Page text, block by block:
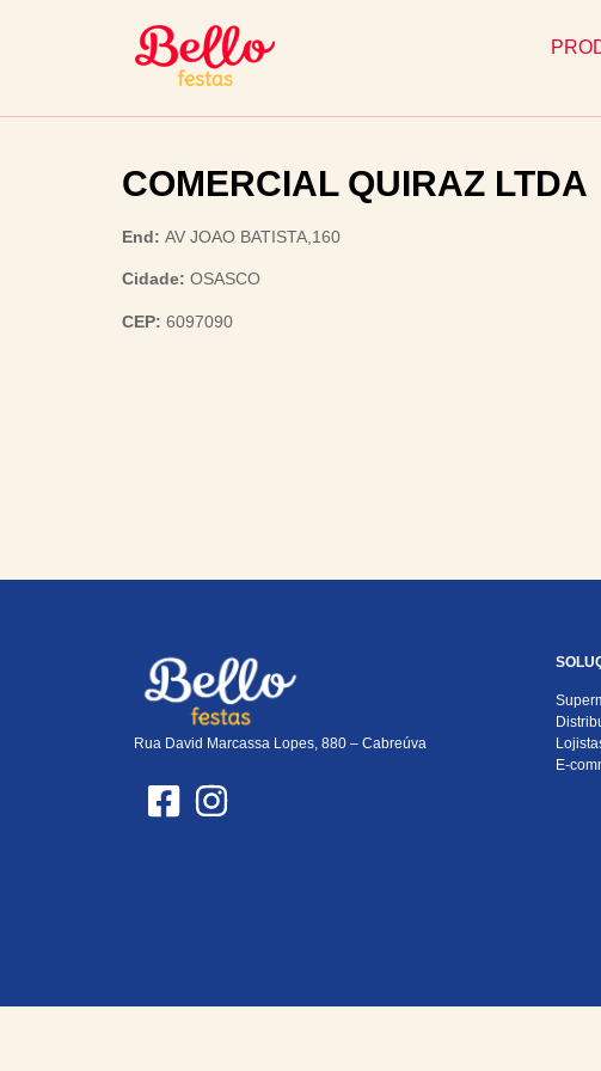
COMERCIAL QUIRAZ LTDA
End: AV JOAO BATISTA,160
Cidade: OSASCO
CEP: 6097090
Rua David Marcassa Lopes, 880 – Cabreúva
E-